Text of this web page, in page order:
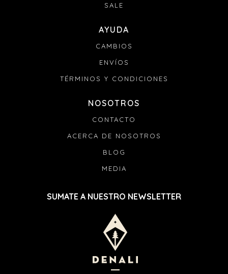
SALE
AYUDA
CAMBIOS
ENVÍOS
TÉRMINOS Y CONDICIONES
NOSOTROS
CONTACTO
ACERCA DE NOSOTROS
BLOG
MEDIA
SUMATE A NUESTRO NEWSLETTER